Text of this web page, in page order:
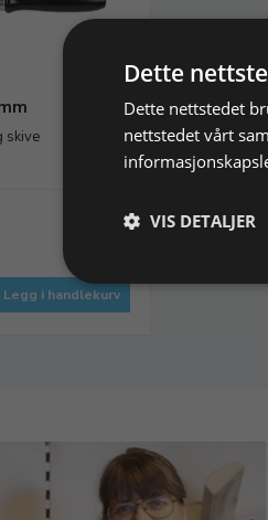
skive
På lager
Legg i handlekurv
Dette
Dette nettstedet
nettstedet vårt
VIS DETALJER